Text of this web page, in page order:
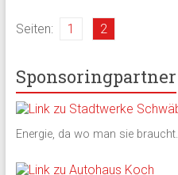
Seiten: 1 2
Sponsoringpartner
Energie, da wo man sie braucht.